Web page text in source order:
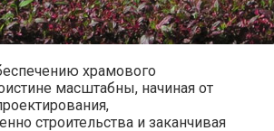
храмового
масштабны, начиная от
строительства и заканчивая